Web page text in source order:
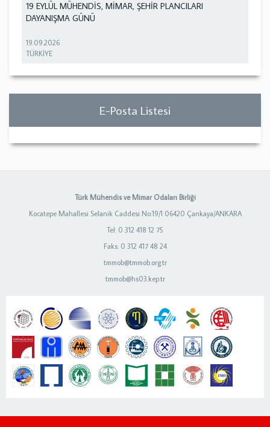
19 EYLÜL MÜHENDİS, MİMAR, ŞEHİR PLANCILARI
DAYANIŞMA GÜNÜ
19.09.2026
TÜRKİYE
E-Posta Listesi
Türk Mühendis ve Mimar Odaları Birliği
Kocatepe Mahallesi Selanik Caddesi No:19/1 06420 Çankaya/ANKARA
Tel: 0 312 418 12 75
Faks: 0 312 417 48 24
tmmob@tmmob.org.tr
tmmob@hs03.kep.tr